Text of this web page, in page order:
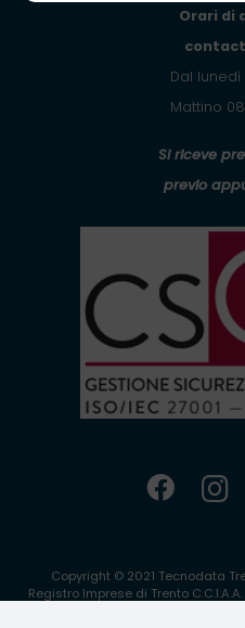
Orari di
Dal
Mattino
Si riceve
previo
Copyright © 2021 Tecnodata
Registro Imprese di Trento